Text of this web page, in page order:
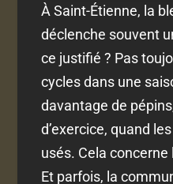
À Saint-Étienne, la
déclenche souvent
ce justifié ? Pas
cycles dans une
davantage de
d’exercice, quand
usés. Cela
Et parfois, la